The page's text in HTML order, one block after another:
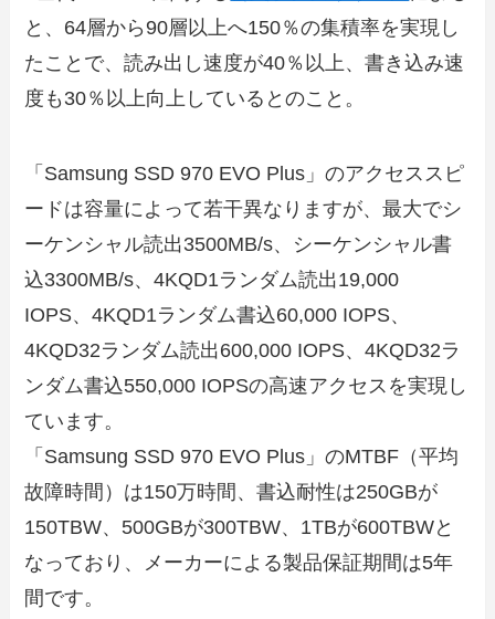
と、64層から90層以上へ150％の集積率を実現し
たことで、読み出し速度が40％以上、書き込み速
度も30％以上向上しているとのこと。
「Samsung SSD 970 EVO Plus」のアクセススピ
ードは容量によって若干異なりますが、最大でシ
ーケンシャル読出3500MB/s、シーケンシャル書
込3300MB/s、4KQD1ランダム読出19,000
IOPS、4KQD1ランダム書込60,000 IOPS、
4KQD32ランダム読出600,000 IOPS、4KQD32ラ
ンダム書込550,000 IOPSの高速アクセスを実現し
ています。
「Samsung SSD 970 EVO Plus」のMTBF（平均
故障時間）は150万時間、書込耐性は250GBが
150TBW、500GBが300TBW、1TBが600TBWと
なっており、メーカーによる製品保証期間は5年
間です。